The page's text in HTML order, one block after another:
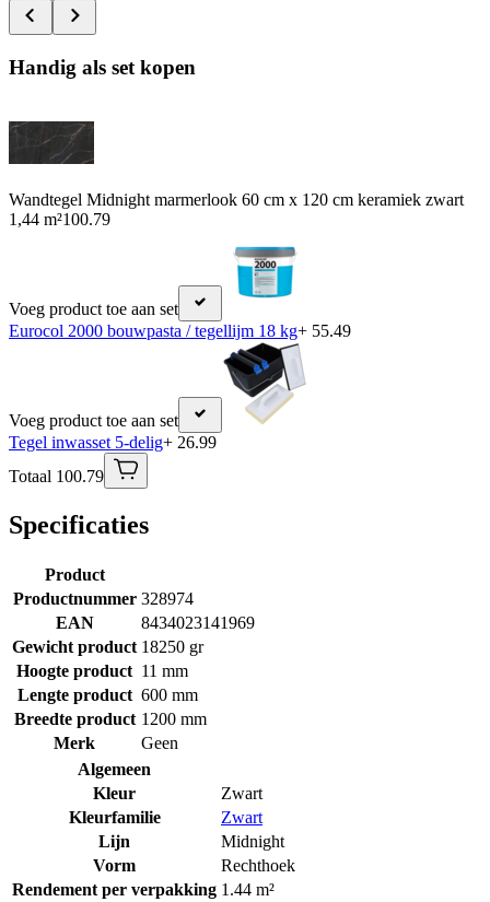
Handig als set kopen
Wandtegel Midnight marmerlook 60 cm x 120 cm keramiek zwart
1,44 m²100.79
Voeg product toe aan set
Eurocol 2000 bouwpasta / tegellijm 18 kg+ 55.49
Voeg product toe aan set
Tegel inwasset 5-delig+ 26.99
Totaal 100.79
Specificaties
Product
Productnummer 328974
EAN
8434023141969
Gewicht product 18250 gr
Hoogte product 11 mm
Lengte product 600 mm
Breedte product 1200 mm
Merk
Geen
Algemeen
Kleur
Zwart
Kleurfamilie
Zwart
Lijn
Midnight
Vorm
Rechthoek
Rendement per verpakking 1.44 m²